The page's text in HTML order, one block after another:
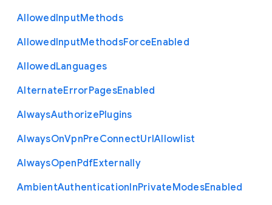
AllowedInputMethods
AllowedInputMethodsForceEnabled
AllowedLanguages
AlternateErrorPagesEnabled
AlwaysAuthorizePlugins
AlwaysOnVpnPreConnectUrlAllowlist
AlwaysOpenPdfExternally
AmbientAuthenticationInPrivateModesEnabled